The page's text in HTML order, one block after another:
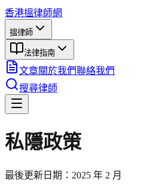
香港搵律師網
搵律師
法律指南
文章關於我們聯絡我們
搜尋律師
私隱政策
最後更新日期：2025 年 2 月